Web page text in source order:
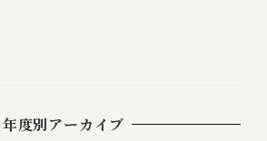
年度別アーカイブ